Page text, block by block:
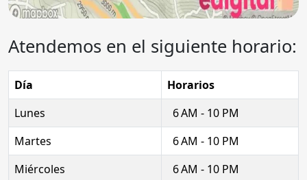
Atendemos en el siguiente horario:
Día
Horarios
Lunes
6 AM - 10 PM
Martes
6 AM - 10 PM
Miércoles
6 AM - 10 PM